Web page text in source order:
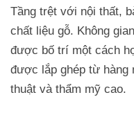
Tầng trệt với nội thất,
chất liệu gỗ. Không
được bố trí một cách
được lắp ghép từ hàng
thuật và thẩm mỹ cao.